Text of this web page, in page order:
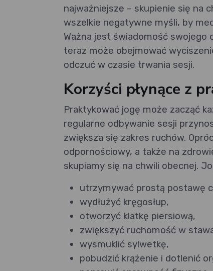
najważniejsze – skupienie się na
wszelkie negatywne myśli, by
Ważna jest świadomość swojego
teraz może obejmować
odczuć w czasie trwania sesji.
Korzyści płynące z
Praktykować jogę może zacząć
regularne odbywanie sesji
zwiększa się zakres ruchów.
odpornościowy, a także na
skupiamy się na chwili obecnej.
utrzymywać prostą postawę
wydłużyć kręgosłup,
otworzyć klatkę piersiową,
zwiększyć ruchomość w
wysmuklić sylwetkę,
pobudzić krążenie i dotlenić